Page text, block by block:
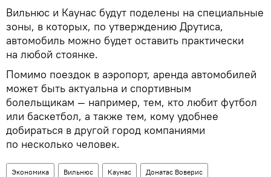
Вильнюс и Каунас будут поделены на специальные
зоны, в которых, по утверждению Друтиса,
автомобиль можно будет оставить практически
на любой стоянке.
Помимо поездок в аэропорт, аренда автомобилей
может быть актуальна и спортивным
болельщикам — например, тем, кто любит футбол
или баскетбол, а также тем, кому удобнее
добираться в другой город компаниями
по несколько человек.
Экономика Вильнюс Каунас Донатас Воверис